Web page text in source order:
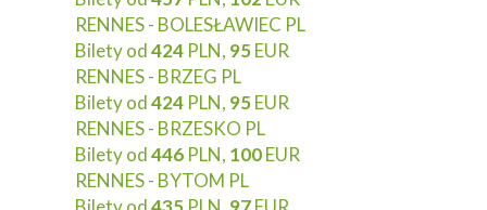
RENNES - BOLESŁAWIEC PL
Bilety od424 PLN, 95EUR
RENNES - BRZEG PL
Bilety od424 PLN, 95EUR
RENNES - BRZESKO PL
Bilety od446 PLN, 100EUR
RENNES - BYTOM PL